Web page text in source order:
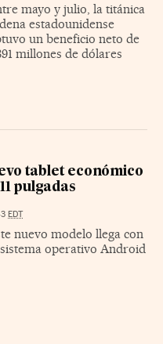
mayo y julio, la titánica
estadounidense
un beneficio neto de
millones de dólares
tablet económico
pulgadas
EDT
nuevo modelo llega con
operativo Android